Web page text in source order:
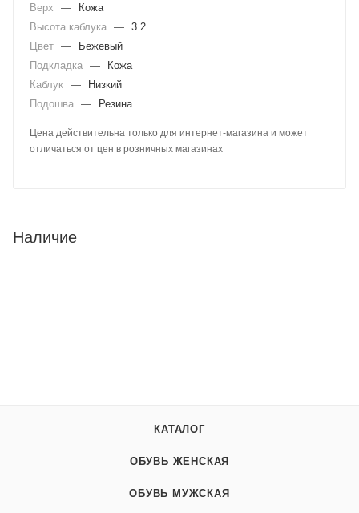
Верх
—
Кожа
Высота каблука — 3.2
Цвет —
Бежевый
Подкладка —
Кожа
Каблук —
Низкий
Подошва — Резина
Цена действительна только для интернет-магазина и может
отличаться от цен в розничных магазинах
Наличие
КАТАЛОГ
ОБУВЬ ЖЕНСКАЯ
ОБУВЬ МУЖСКАЯ